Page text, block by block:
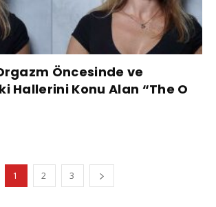
Öncesinde ve
Hallerini Konu Alan “The O
1 2 3